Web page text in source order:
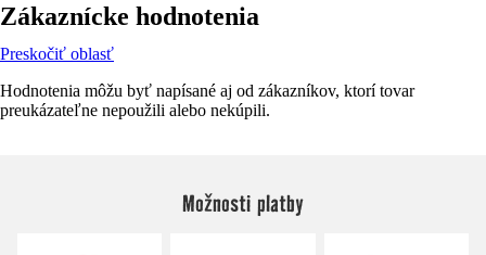
Zákaznícke hodnotenia
Preskočiť oblasť
Hodnotenia môžu byť napísané aj od zákazníkov, ktorí tovar
preukázateľne nepoužili alebo nekúpili.
Možnosti platby